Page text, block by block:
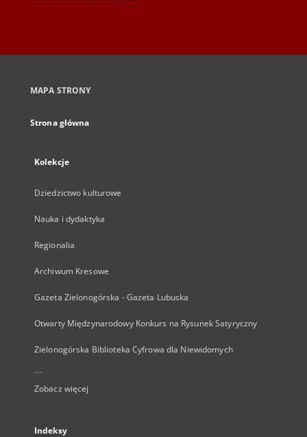
MAPA STRONY
Strona główna
Kolekcje
Dziedzictwo kulturowe
Nauka i dydaktyka
Regionalia
Archiwum Kresowe
Gazeta Zielonogórska - Gazeta Lubuska
Otwarty Międzynarodowy Konkurs na Rysunek Satyryczny
Zielonogórska Biblioteka Cyfrowa dla Niewidomych
...
Zobacz więcej
Indeksy